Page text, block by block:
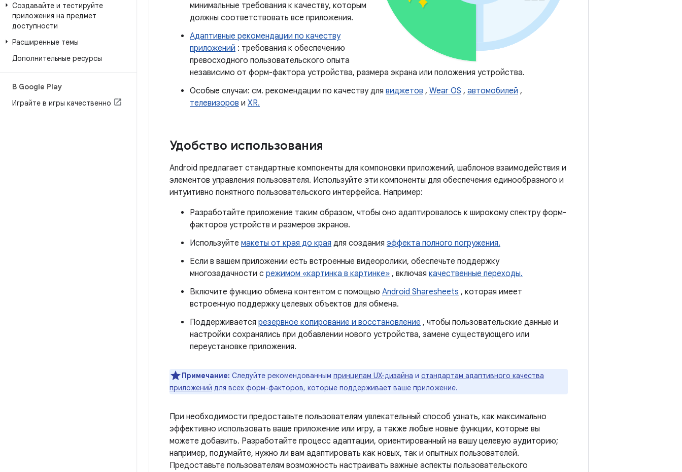
Создавайте и тестируйте
приложения на предмет
доступности
Расширенные темы
Дополнительные ресурсы
В Google Play
Играйте в игры качественно
минимальные требования к качеству, которым
должны соответствовать все приложения.
Адаптивные рекомендации по качеству
приложений : требования к обеспечению
превосходного пользовательского опыта
независимо от форм-фактора устройства, размера экрана или положения устройства.
Особые случаи: см. рекомендации по качеству для виджетов , Wear OS , автомобилей ,
телевизоров и XR.
Удобство использования
Android предлагает стандартные компоненты для компоновки приложений, шаблонов взаимодействия и
элементов управления пользователя. Используйте эти компоненты для обеспечения единообразного и
интуитивно понятного пользовательского интерфейса. Например:
Разработайте приложение таким образом, чтобы оно адаптировалось к широкому спектру форм-
факторов устройств и размеров экранов.
Используйте макеты от края до края для создания эффекта полного погружения.
Если в вашем приложении есть встроенные видеоролики, обеспечьте поддержку
многозадачности с режимом «картинка в картинке» , включая качественные переходы.
Включите функцию обмена контентом с помощью Android Sharesheets , которая имеет
встроенную поддержку целевых объектов для обмена.
Поддерживается резервное копирование и восстановление , чтобы пользовательские данные и
настройки сохранялись при добавлении нового устройства, замене существующего или
переустановке приложения.
Примечание: Следуйте рекомендованным принципам UX-дизайна и стандартам адаптивного качества
приложений для всех форм-факторов, которые поддерживает ваше приложение.
При необходимости предоставьте пользователям увлекательный способ узнать, как максимально
эффективно использовать ваше приложение или игру, а также любые новые функции, которые вы
можете добавить. Разработайте процесс адаптации, ориентированный на вашу целевую аудиторию;
например, подумайте, нужно ли вам адаптировать как новых, так и опытных пользователей.
Предоставьте пользователям возможность настраивать важные аспекты пользовательского